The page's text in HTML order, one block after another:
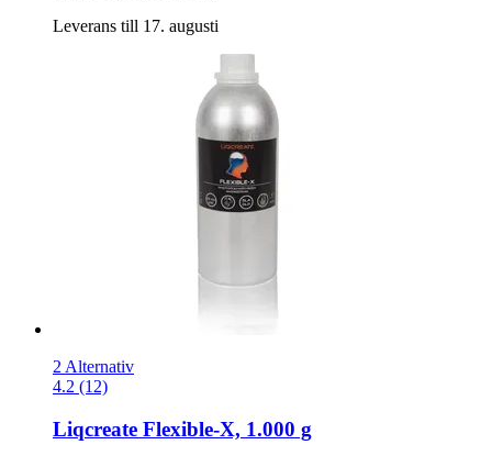
Leverans till 17. augusti
2 Alternativ
4.2 (12)
Liqcreate Flexible-​X, 1.000 g